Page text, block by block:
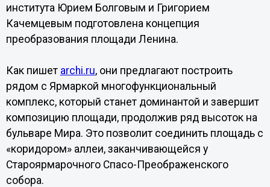
института Юрием Болговым и Григорием
Качемцевым подготовлена концепция
преобразования площади Ленина.
Как пишет archi.ru, они предлагают построить
рядом с Ярмаркой многофункциональный
комплекс, который станет доминантой и завершит
композицию площади, продолжив ряд высоток на
бульваре Мира. Это позволит соединить площадь с
«коридором» аллеи, заканчивающейся у
Староярмарочного Спасо-Преображенского
собора.